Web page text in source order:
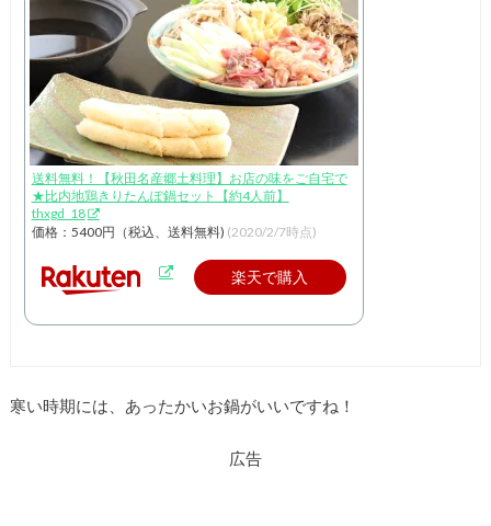
送料無料！【秋田名産郷土料理】お店の味をご自宅で
★比内地鶏きりたんぽ鍋セット【約4人前】
thxgd_18
価格：5400円（税込、送料無料) (2020/2/7時点)
楽天で購入
寒い時期には、あったかいお鍋がいいですね！
広告